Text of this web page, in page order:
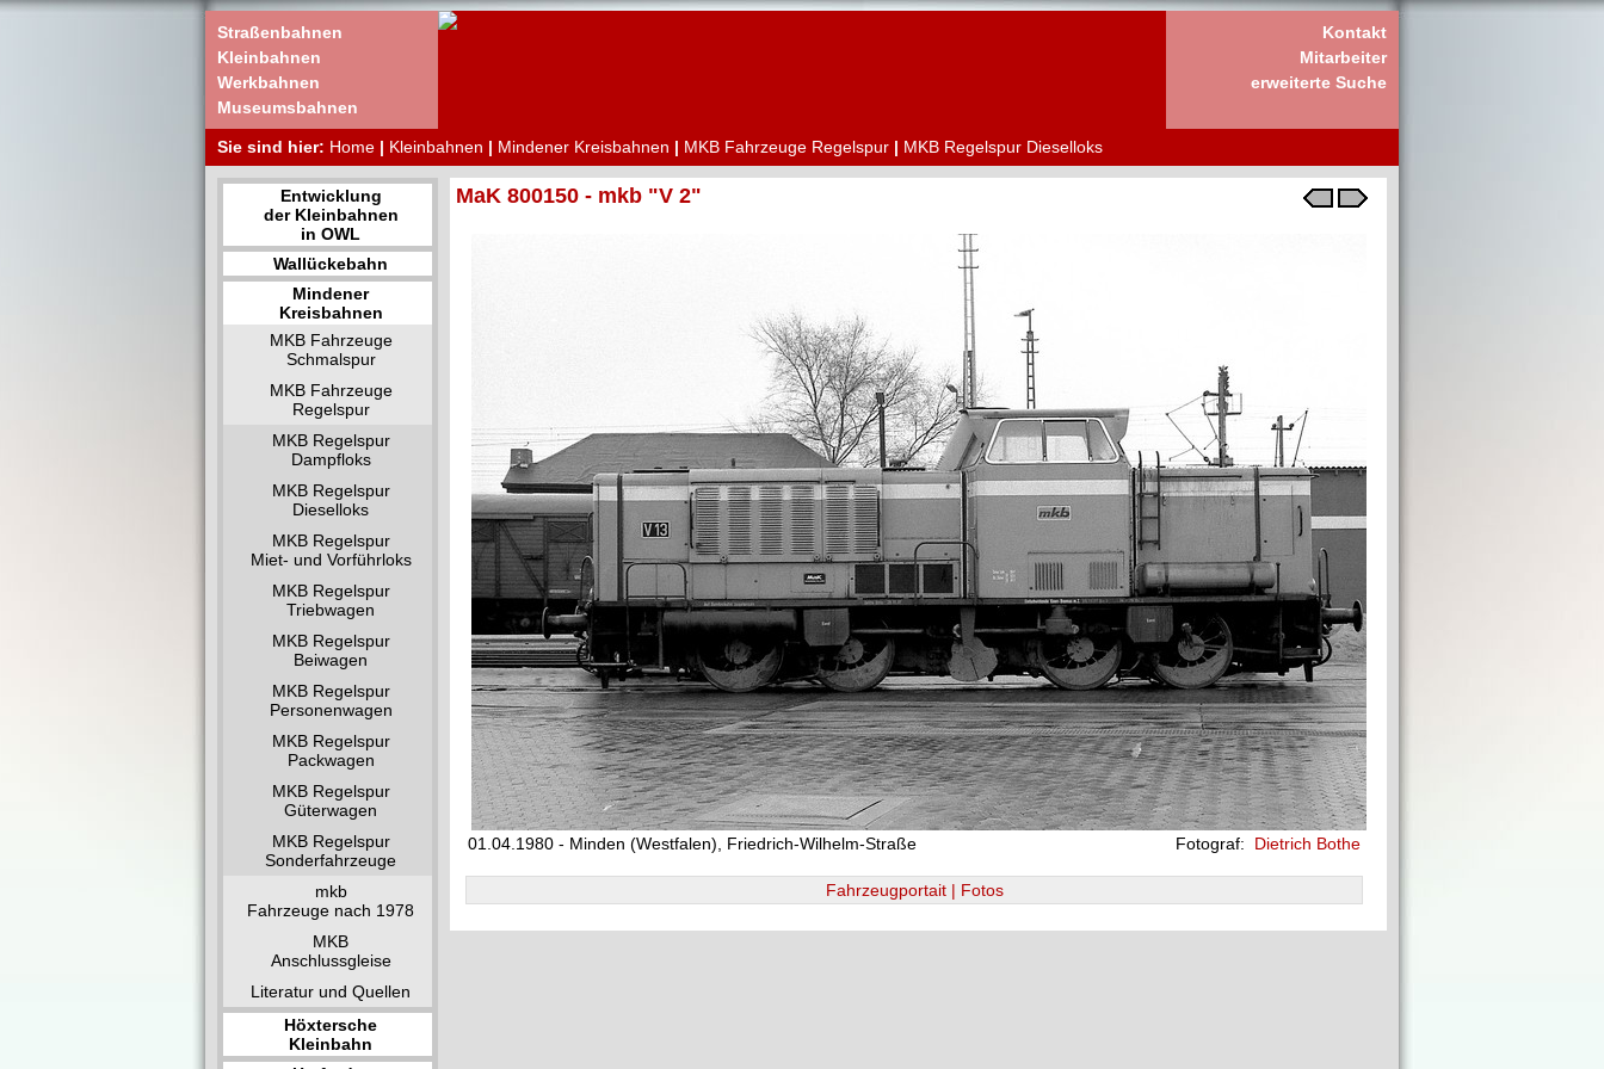
Straßenbahnen
Kleinbahnen
Werkbahnen
Museumsbahnen
Kontakt
Mitarbeiter
erweiterte Suche
Sie sind hier: Home | Kleinbahnen | Mindener Kreisbahnen | MKB Fahrzeuge Regelspur | MKB Regelspur Dieselloks
Entwicklung
der Kleinbahnen
in OWL
Wallückebahn
Mindener
Kreisbahnen
MKB Fahrzeuge
Schmalspur
MKB Fahrzeuge
Regelspur
MKB Regelspur
Dampfloks
MKB Regelspur
Dieselloks
MKB Regelspur
Miet- und Vorführloks
MKB Regelspur
Triebwagen
MKB Regelspur
Beiwagen
MKB Regelspur
Personenwagen
MKB Regelspur
Packwagen
MKB Regelspur
Güterwagen
MKB Regelspur
Sonderfahrzeuge
mkb
Fahrzeuge nach 1978
MKB
Anschlussgleise
Literatur und Quellen
Höxtersche
Kleinbahn
MaK 800150 - mkb "V 2"
01.04.1980 - Minden (Westfalen), Friedrich-Wilhelm-Straße Fotograf: Dietrich Bothe
Fahrzeugportait | Fotos